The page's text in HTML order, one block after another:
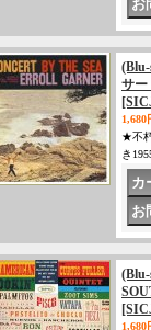
サー
1,680
★不
き
1,680